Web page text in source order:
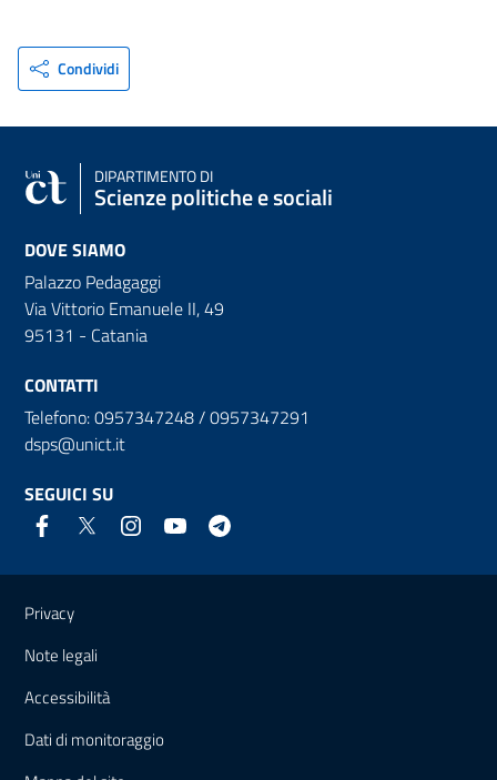
Condividi
DIPARTIMENTO DI
Scienze politiche e sociali
DOVE SIAMO
Palazzo Pedagaggi
Via Vittorio Emanuele II, 49
95131 - Catania
CONTATTI
Telefono: 0957347248 / 0957347291
dsps@unict.it
SEGUICI SU
Link e informazioni utili
Privacy
Note legali
Accessibilità
Dati di monitoraggio